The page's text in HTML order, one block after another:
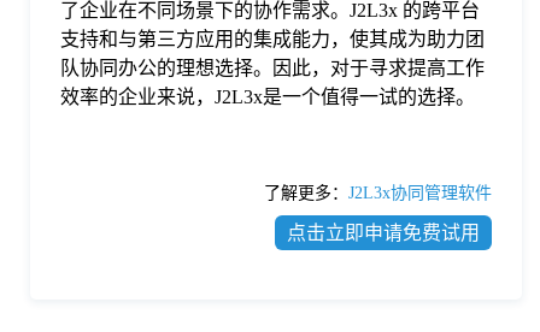
了企业在不同场景下的协作需求。J2L3x 的跨平台
支持和与第三方应用的集成能力，使其成为助力团
队协同办公的理想选择。因此，对于寻求提高工作
效率的企业来说，J2L3x是一个值得一试的选择。
了解更多： J2L3x协同管理软件
点击立即申请免费试用